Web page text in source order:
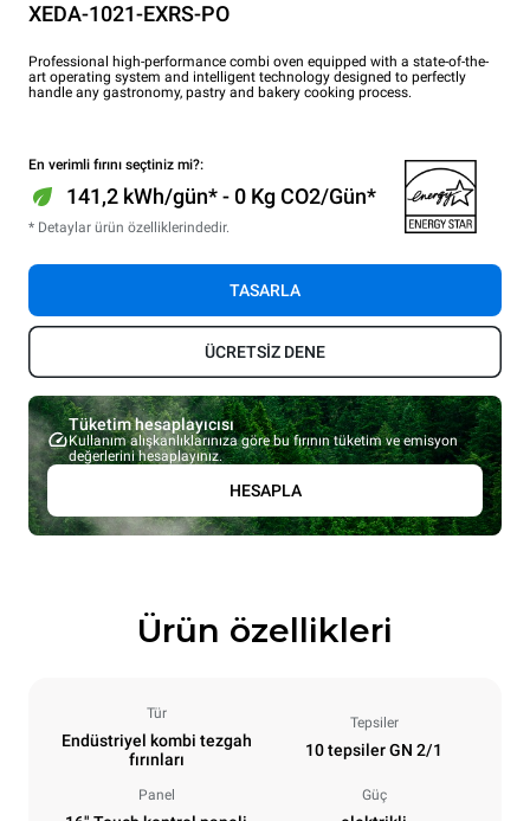
XEDA-1021-EXRS-PO
Professional high-performance combi oven equipped with a state-of-the-
art operating system and intelligent technology designed to perfectly
handle any gastronomy, pastry and bakery cooking process.
En verimli fırını seçtiniz mi?:
141,2 kWh/gün* - 0 Kg CO2/Gün*
* Detaylar ürün özelliklerindedir.
TASARLA
ÜCRETSİZ DENE
Tüketim hesaplayıcısı
Kullanım alışkanlıklarınıza göre bu fırının tüketim ve emisyon
değerlerini hesaplayınız.
HESAPLA
Ürün özellikleri
Tür
Endüstriyel kombi tezgah
fırınları
Tepsiler
10 tepsiler GN 2/1
Panel Güç